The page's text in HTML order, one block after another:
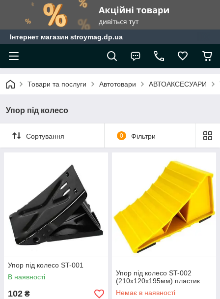
Інтернет магазин stroymag.dp.ua
Товари та послуги Автотовари АВТОАКСЕСУАРИ
Упор під колесо
Сортування 0 Фільтри
Упор під колесо ST-001
В наявності
102 ₴
Упор під колесо ST-002
(210x120x195мм) пластик
Немає в наявності